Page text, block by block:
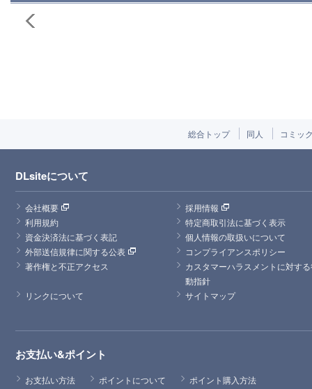
総合トップ 同人 コミッ
DLsiteについて
会社概要
採用情報
利用規約
特定商取引法に基づく表示
資金決済法に基づく表記
個人情報の取扱いについて
外部送信規律に関する公表
コンプライアンスポリシー
著作権と不正アクセス
カスタマーハラスメントに対す
動指針
リンクについて
サイトマップ
お支払い&ポイント
お支払い方法 ポイントについて ポイント購入方法